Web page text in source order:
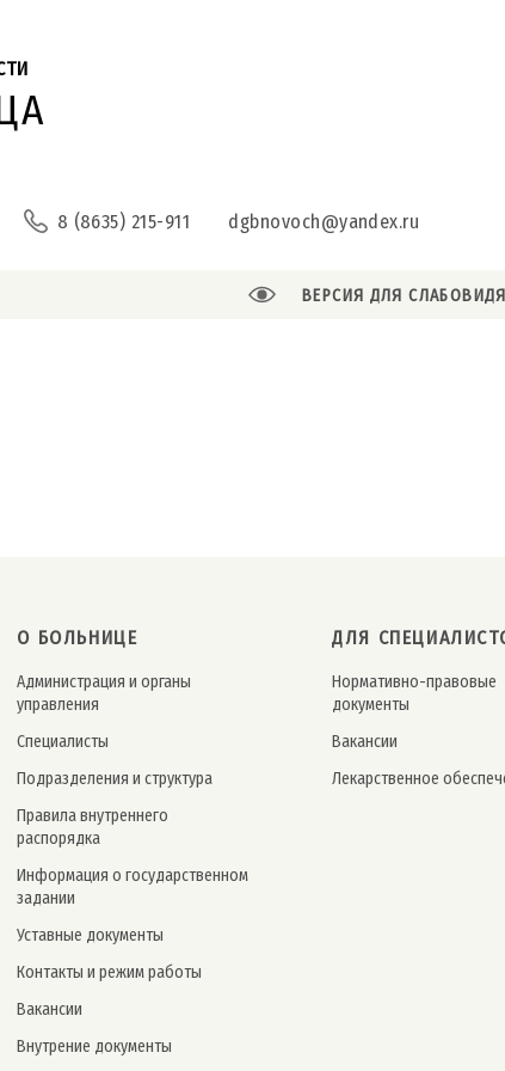
8 (8635) 215-911 dgbnovoch@yandex.ru
ВЕРСИЯ ДЛЯ
О БОЛЬНИЦЕ
Администрация и органы
управления
Специалисты
Подразделения и структура
Правила внутреннего
распорядка
Информация о государственном
задании
Уставные документы
Контакты и режим работы
Вакансии
Внутрение документы
ДЛЯ
Нормативно-правовые
документы
Вакансии
Лекарственное